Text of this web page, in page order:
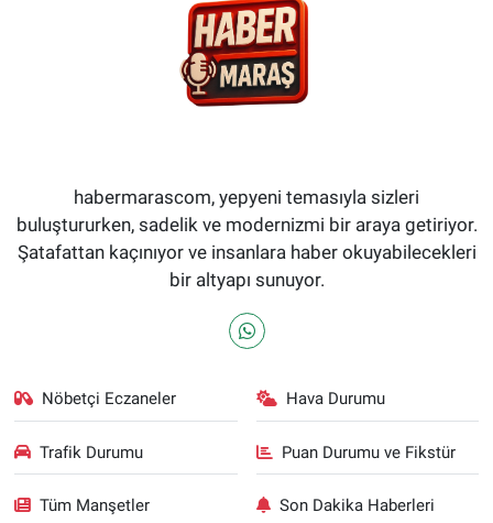
habermarascom, yepyeni temasıyla sizleri
buluştururken, sadelik ve modernizmi bir araya getiriyor.
Şatafattan kaçınıyor ve insanlara haber okuyabilecekleri
bir altyapı sunuyor.
Nöbetçi Eczaneler Hava Durumu
Trafik Durumu Puan Durumu ve Fikstür
Tüm Manşetler Son Dakika Haberleri